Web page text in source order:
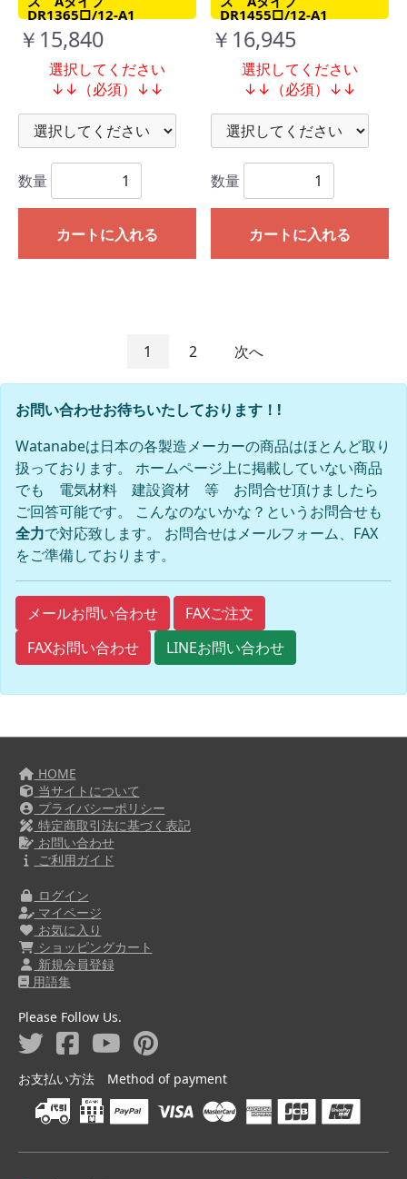
DR1365□/12-A1
￥15,840
選択してください
↓↓（必須）↓↓
数量
カートに入れる
DR1455□/12-A1
￥16,945
選択してください
↓↓（必須）↓↓
数量
カートに入れる
1 2 次へ
お問い合わせお待ちいたしております！!
Watanabeは日本の各製造メーカーの商品はほとんど取り
扱っております。 ホームページ上に掲載していない商品
でも 電気材料 建設資材 等 お問合せ頂けましたら
ご回答可能です。 こんなのないかな？というお問合せも
全力で対応致します。 お問合せはメールフォーム、FAX
をご準備しております。
メールお問い合わせ
FAXご注文
FAXお問い合わせ
LINEお問い合わせ
HOME
当サイトについて
プライバシーポリシー
特定商取引法に基づく表記
お問い合わせ
ご利用ガイド
ログイン
マイページ
お気に入り
ショッピングカート
新規会員登録
用語集
Please Follow Us.
お支払い方法 Method of payment